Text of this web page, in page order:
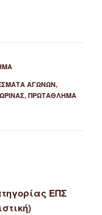
ΑΓΏΝΩΝ,
, ΠΡΩΤΆΘΛΗΜΑ
ΕΠΣ